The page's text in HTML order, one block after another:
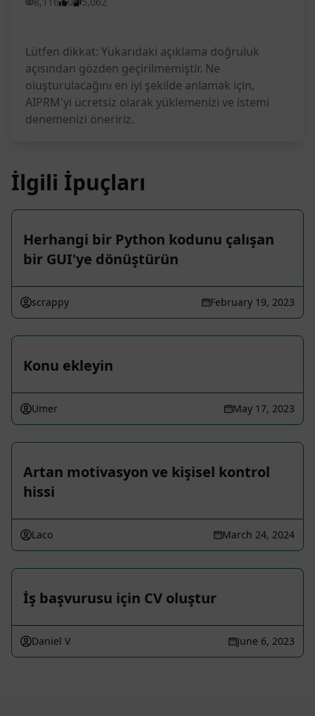
Lütfen dikkat: Yukarıdaki açıklama doğruluk
açısından gözden geçirilmemiştir. Ne
oluşturulacağını en iyi şekilde anlamak için,
AIPRM'yi ücretsiz olarak yüklemenizi ve istemi
denemenizi öneririz.
İlgili İpuçları
Herhangi bir Python kodunu çalışan
bir GUI'ye dönüştürün
scrappy February 19, 2023
Konu ekleyin
Umer May 17, 2023
Artan motivasyon ve kişisel kontrol
hissi
Laco March 24, 2024
İş başvurusu için CV oluştur
Daniel V June 6, 2023